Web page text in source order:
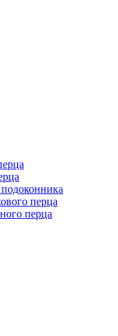
перца
перца